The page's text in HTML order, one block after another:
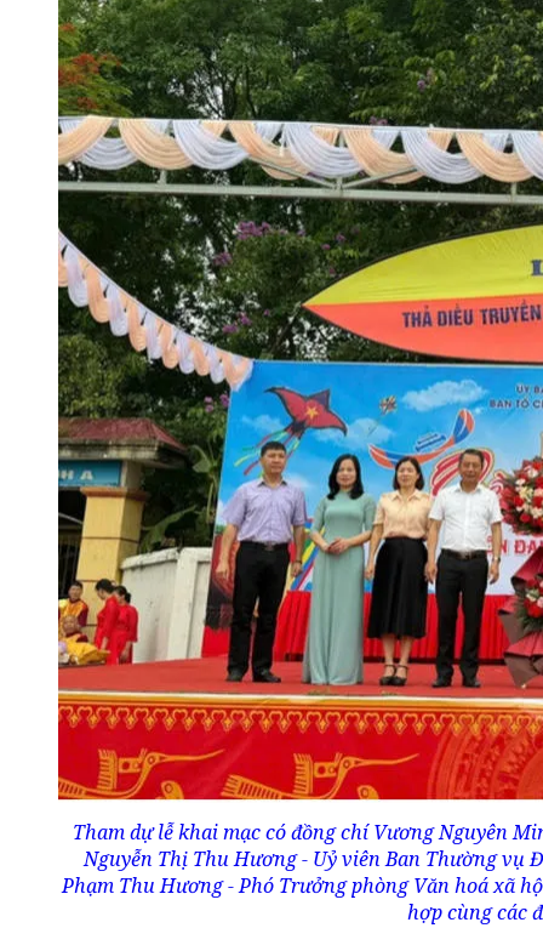
Tham dự lễ khai mạc có đồng chí Vương Nguyên
Nguyễn Thị Thu Hương - Uỷ viên Ban Thường vụ
Phạm Thu Hương - Phó Trưởng phòng Văn hoá xã
hợp cùng các